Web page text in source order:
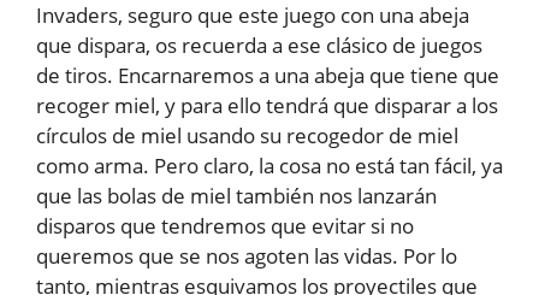
Invaders, seguro que este juego con una abeja
que dispara, os recuerda a ese clásico de juegos
de tiros. Encarnaremos a una abeja que tiene que
recoger miel, y para ello tendrá que disparar a los
círculos de miel usando su recogedor de miel
como arma. Pero claro, la cosa no está tan fácil, ya
que las bolas de miel también nos lanzarán
disparos que tendremos que evitar si no
queremos que se nos agoten las vidas. Por lo
tanto, mientras esquivamos los proyectiles que